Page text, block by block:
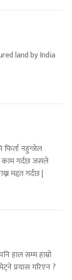
land by India
नहुन्जेल
काम गर्दछ जसले
मद्दत गर्दछ |
हाल सम्म हाम्रो
प्रयास गरिएन ?